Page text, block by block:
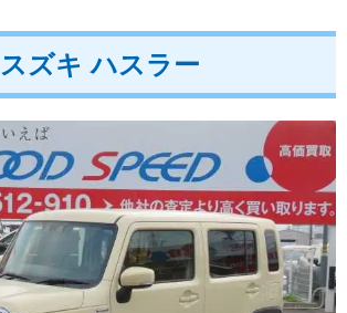
スズキ ハスラー